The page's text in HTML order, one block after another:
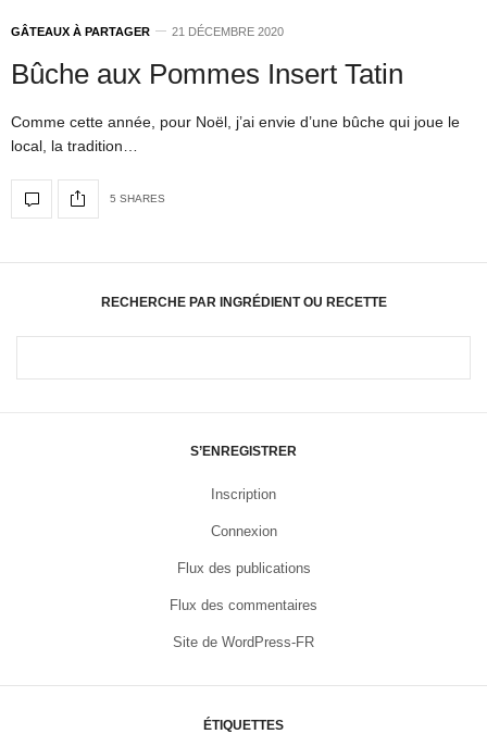
GÂTEAUX À PARTAGER 21 DÉCEMBRE 2020
Bûche aux Pommes Insert Tatin
Comme cette année, pour Noël, j’ai envie d’une bûche qui joue le
local, la tradition…
5 SHARES
RECHERCHE PAR INGRÉDIENT OU RECETTE
S’ENREGISTRER
Inscription
Connexion
Flux des publications
Flux des commentaires
Site de WordPress-FR
ÉTIQUETTES